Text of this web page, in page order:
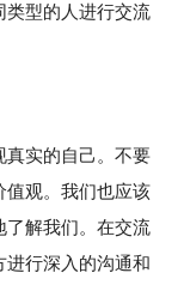
类型的人进行交流
真实的自己。不要
值观。我们也应该
了解我们。在交流
行深入的沟通和